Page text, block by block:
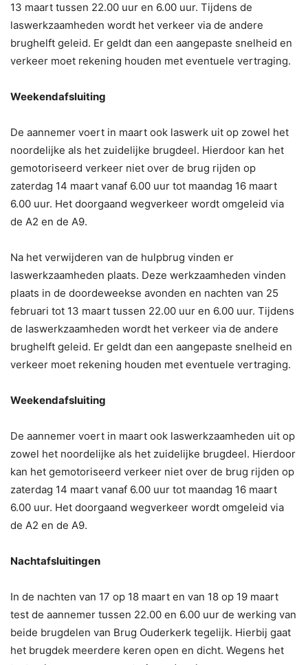
13 maart tussen 22.00 uur en 6.00 uur. Tijdens de
laswerkzaamheden wordt het verkeer via de andere
brughelft geleid. Er geldt dan een aangepaste snelheid en
verkeer moet rekening houden met eventuele vertraging.
Weekendafsluiting
De aannemer voert in maart ook laswerk uit op zowel het
noordelijke als het zuidelijke brugdeel. Hierdoor kan het
gemotoriseerd verkeer niet over de brug rijden op
zaterdag 14 maart vanaf 6.00 uur tot maandag 16 maart
6.00 uur. Het doorgaand wegverkeer wordt omgeleid via
de A2 en de A9.
Na het verwijderen van de hulpbrug vinden er
laswerkzaamheden plaats. Deze werkzaamheden vinden
plaats in de doordeweekse avonden en nachten van 25
februari tot 13 maart tussen 22.00 uur en 6.00 uur. Tijdens
de laswerkzaamheden wordt het verkeer via de andere
brughelft geleid. Er geldt dan een aangepaste snelheid en
verkeer moet rekening houden met eventuele vertraging.
Weekendafsluiting
De aannemer voert in maart ook laswerkzaamheden uit op
zowel het noordelijke als het zuidelijke brugdeel. Hierdoor
kan het gemotoriseerd verkeer niet over de brug rijden op
zaterdag 14 maart vanaf 6.00 uur tot maandag 16 maart
6.00 uur. Het doorgaand wegverkeer wordt omgeleid via
de A2 en de A9.
Nachtafsluitingen
In de nachten van 17 op 18 maart en van 18 op 19 maart
test de aannemer tussen 22.00 en 6.00 uur de werking van
beide brugdelen van Brug Ouderkerk tegelijk. Hierbij gaat
het brugdek meerdere keren open en dicht. Wegens het